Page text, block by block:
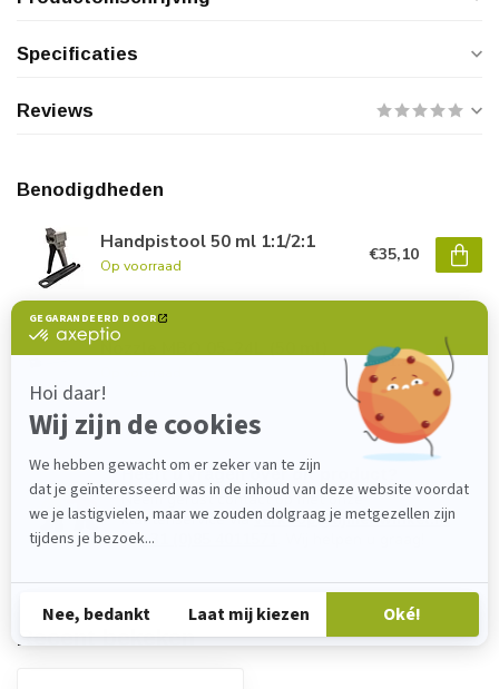
Specificaties
Reviews
Benodigdheden
Handpistool 50 ml 1:1/2:1
Op voorraad
€35,10
Nozzle MBQ 05-24L (50 ml)
€1,40
Heeft u vragen over dit product?
Neem gerust contact op met onze
klantenservice viaverkoop@lijmenwinkel.nl
of+31 (0)85 4011571
Recent bekeken